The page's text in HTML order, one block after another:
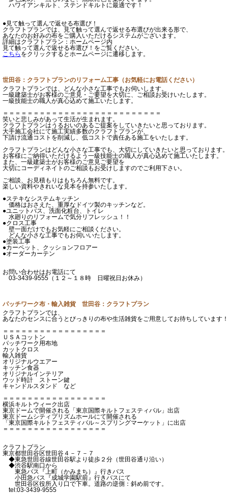
ハワイアンキルト、ステンドキルトに最適です！
●見て触って選んで返せる布選び！
クラフトプランでは、見て触って選んで返せる布選びが出来る形で、
あなたのお好みの布をご購入いただけるシステムがございます。
詳細はクラフトプラン：ホームページ内
見て触って選んで返せる布選び！をご覧ください。
こちら をクリックするとホームページに遷移します。
世田谷：クラフトプランのリフォーム工事（お気軽にお電話ください）
クラフトプランでは、どんな小さな工事でもお伺いします。
一級建築士がお客様のご意見・ご要望を大切に、ご相談お受けいたします。
一級技能士の職人が真心込めて施工いたします。
＝＝＝＝＝＝＝＝＝＝＝＝＝＝＝＝＝＝＝＝＝＝＝＝＝＝
笑いと悲しみがあって生活が生まれます。
クラフトプランはうるおいのあるご提案をしていきたいと思っております。
大手施工会社にて施工実績多数のクラフトプランが、
下請け流通コストを削減し、低コストで責任ある施工をいたします。
クラフトプランはどんな小さな工事でも、大切にしていきたいと思っております。
お客様にご納得いただけるよう一級技能士の職人が真心込めて施工いたします。
また、一級建築士がお客様のご意見ご要望を
大切にコーディネイトのご相談もお受けしますのでご利用下さい。
ご相談、お見積もりはもちろん無料です。
楽しい資料やきれいな見本を持参いたします。
●ステキなシステムキッチン
価格はおさえた、重厚なドイツ製のキッチンなど。
●ユニットバス、洗面化粧台、トイレ
水廻りのリフォームで気分リフレッシュ！！
●クロス工事
壁一面だけでもお気軽にご相談ください。
どんな小さな工事でもお伺いいたします。
●塗装工事
●カーペット、クッションフロアー
●オーダーカーテン
お問い合わせはお電話にて
03-3439-9555（１２～１８時 日曜祝日お休み）
パッチワーク布・輸入雑貨 世田谷：クラフトプラン
クラフトプランでは、
あなたのセンスに合うとびっきりの布や生活雑貨をご用意してお待ちしています！
＝＝＝＝＝＝＝＝＝＝＝＝＝＝＝＝＝
ＵＳＡコットン
パッチワーク用布地
カットクロス
輸入雑貨
オリジナルウエアー
キッチン食器
オリジナルインテリア
ウッド時計 ストーン鍵
キャンドルスタンド など
＝＝＝＝＝＝＝＝＝＝＝＝＝＝＝＝＝
横浜キルトウィーク出店
東京ドームで開催される「東京国際キルトフェスティバル」出店
東京ドームシティプリズムホールにて開催される
「東京国際キルトフェスティバル～スプリングマーケット」に出店
＝＝＝＝＝＝＝＝＝＝＝＝＝＝＝＝＝
クラフトプラン
東京都世田谷区世田谷４－７－７
◆東急世田谷線世田谷駅より徒歩２分（世田谷通り沿い）
◆渋谷駅南口から
東急バス『上町（かみまち）』行きバス
小田急バス『成城学園駅前』行きバスにて
世田谷区役所入り口で下車。道路の逆側：斜め前です。
tel:03-3439-9555